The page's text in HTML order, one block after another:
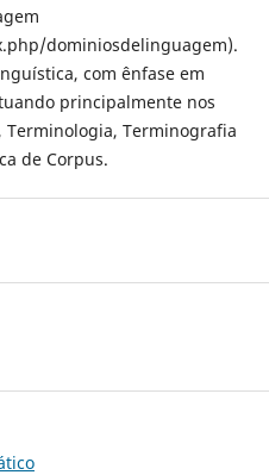
dominiosdelinguagem).
com ênfase em
principalmente nos
Terminologia, Terminografia
de Corpus.